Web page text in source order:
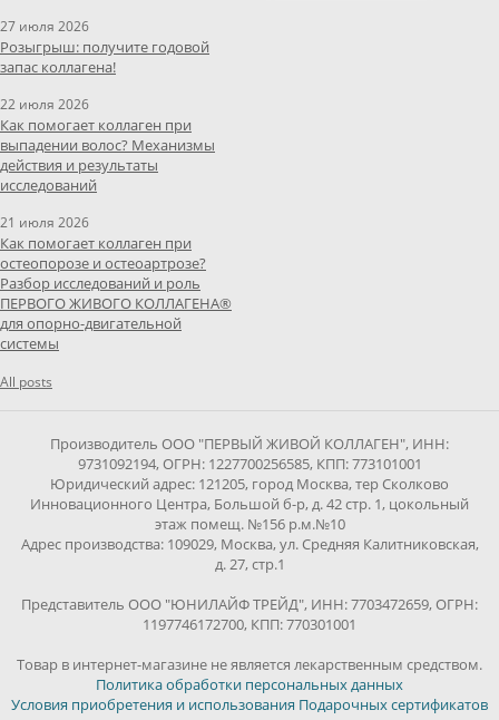
27 июля 2026
Розыгрыш: получите годовой
запас коллагена!
22 июля 2026
Как помогает коллаген при
выпадении волос? Механизмы
действия и результаты
исследований
21 июля 2026
Как помогает коллаген при
остеопорозе и остеоартрозе?
Разбор исследований и роль
ПЕРВОГО ЖИВОГО КОЛЛАГЕНА®
для опорно-двигательной
системы
All posts
Производитель ООО "ПЕРВЫЙ ЖИВОЙ КОЛЛАГЕН", ИНН:
9731092194, ОГРН: 1227700256585, КПП: 773101001
Юридический адрес: 121205, город Москва, тер Сколково
Инновационного Центра, Большой б-р, д. 42 стр. 1, цокольный
этаж помещ. №156 р.м.№10
Адрес производства: 109029, Москва, ул. Средняя Калитниковская,
д. 27, стр.1
Представитель ООО "ЮНИЛАЙФ ТРЕЙД", ИНН: 7703472659, ОГРН:
1197746172700, КПП: 770301001
Товар в интернет-магазине не является лекарственным средством.
Политика обработки персональных данных
Условия приобретения и использования Подарочных сертификатов